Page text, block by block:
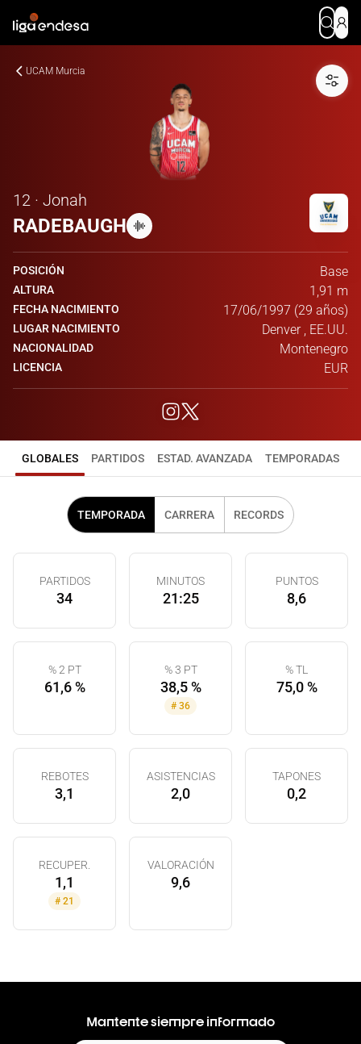
UCAM Murcia
12 · Jonah
RADEBAUGH
POSICIÓN Base
ALTURA 1,91 m
FECHA NACIMIENTO 17/06/1997 (29 años)
LUGAR NACIMIENTO Denver , EE.UU.
NACIONALIDAD Montenegro
LICENCIA EUR
GLOBALES PARTIDOS ESTAD. AVANZADA TEMPORADAS
TEMPORADA CARRERA RECORDS
PARTIDOS
34
MINUTOS
21:25
PUNTOS
8,6
% 2 PT
61,6 %
% 3 PT
38,5 %
# 36
% TL
75,0 %
REBOTES
3,1
ASISTENCIAS
2,0
TAPONES
0,2
RECUPER.
1,1
# 21
VALORACIÓN
9,6
Mantente siempre informado